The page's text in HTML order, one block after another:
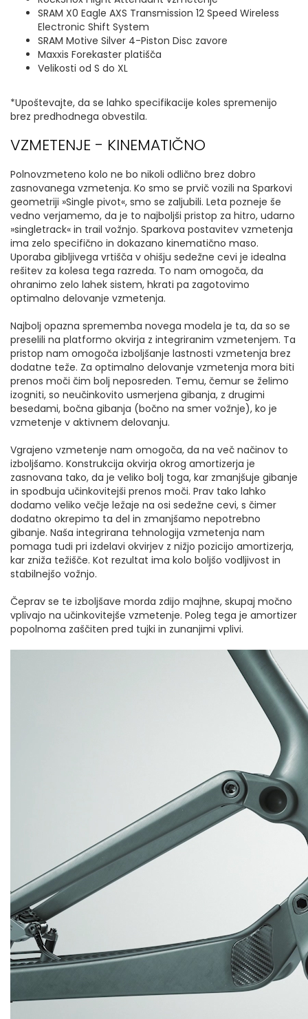
SRAM X0 Eagle AXS Transmission 12 Speed Wireless
Electronic Shift System
SRAM Motive Silver 4-Piston Disc zavore
Maxxis Forekaster platišča
Velikosti od S do XL
*Upoštevajte, da se lahko specifikacije koles spremenijo
brez predhodnega obvestila.
VZMETENJE - KINEMATIČNO
Polnovzmeteno kolo ne bo nikoli odlično brez dobro
zasnovanega vzmetenja. Ko smo se prvič vozili na Sparkovi
geometriji »Single pivot«, smo se zaljubili. Leta pozneje še
vedno verjamemo, da je to najboljši pristop za hitro, udarno
»singletrack« in trail vožnjo. Sparkova postavitev vzmetenja
ima zelo specifično in dokazano kinematično maso.
Uporaba gibljivega vrtišča v ohišju sedežne cevi je idealna
rešitev za kolesa tega razreda. To nam omogoča, da
ohranimo zelo lahek sistem, hkrati pa zagotovimo
optimalno delovanje vzmetenja.
Najbolj opazna sprememba novega modela je ta, da so se
preselili na platformo okvirja z integriranim vzmetenjem. Ta
pristop nam omogoča izboljšanje lastnosti vzmetenja brez
dodatne teže. Za optimalno delovanje vzmetenja mora biti
prenos moči čim bolj neposreden. Temu, čemur se želimo
izogniti, so neučinkovito usmerjena gibanja, z drugimi
besedami, bočna gibanja (bočno na smer vožnje), ko je
vzmetenje v aktivnem delovanju.
Vgrajeno vzmetenje nam omogoča, da na več načinov to
izboljšamo. Konstrukcija okvirja okrog amortizerja je
zasnovana tako, da je veliko bolj toga, kar zmanjšuje gibanje
in spodbuja učinkovitejši prenos moči. Prav tako lahko
dodamo veliko večje ležaje na osi sedežne cevi, s čimer
dodatno okrepimo ta del in zmanjšamo nepotrebno
gibanje. Naša integrirana tehnologija vzmetenja nam
pomaga tudi pri izdelavi okvirjev z nižjo pozicijo amortizerja,
kar zniža težišče. Kot rezultat ima kolo boljšo vodljivost in
stabilnejšo vožnjo.
Čeprav se te izboljšave morda zdijo majhne, skupaj močno
vplivajo na učinkovitejše vzmetenje. Poleg tega je amortizer
popolnoma zaščiten pred tujki in zunanjimi vplivi.